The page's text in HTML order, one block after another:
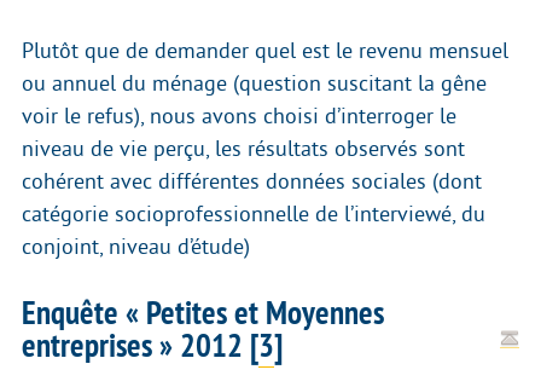
Plutôt que de demander quel est le revenu mensuel
ou annuel du ménage (question suscitant la gêne
voir le refus), nous avons choisi d’interroger le
niveau de vie perçu, les résultats observés sont
cohérent avec différentes données sociales (dont
catégorie socioprofessionnelle de l’interviewé, du
conjoint, niveau d’étude)
Enquête « Petites et Moyennes
entreprises » 2012 [3]